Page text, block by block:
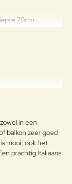
70cm
koolstof, met
kleiner
te
in een
balkon zeer goed
mooi, ook het
prachtig Italiaans